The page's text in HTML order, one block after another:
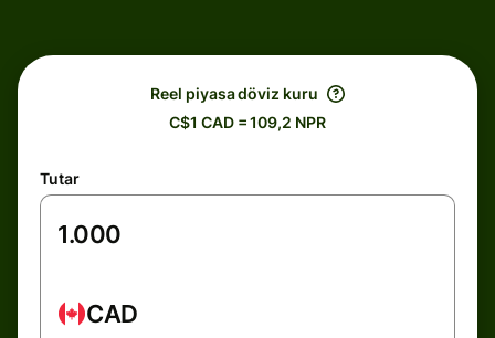
Reel piyasa döviz kuru
C$1 CAD = 109,2 NPR
Tutar
CAD